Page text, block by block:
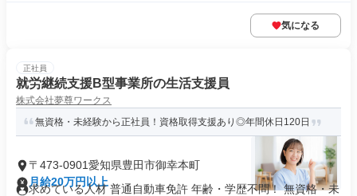
気になる
正社員
就労継続⽀援B型事業所の生活支援員
株式会社夢尊ワークス
無資格・未経験から正社員！資格取得支援あり◎年間休日120日
〒473-0901愛知県豊田市御幸本町
月給20万円以上
求めている人材 普通自動車免許 年齢・学歴不問！ 無資格・未